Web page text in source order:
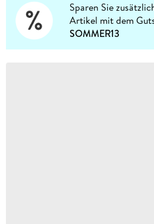
Sparen Sie
Artikel mit dem
SOMMER13